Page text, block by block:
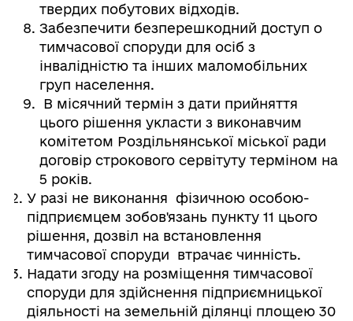
твердих побутових відходів.
Забезпечити безперешкодний доступ о
тимчасової споруди для осіб з
інвалідністю та інших маломобільних
груп населення.
В місячний термін з дати прийняття
цього рішення укласти з виконавчим
комітетом Роздільнянської міської ради
договір строкового сервітуту терміном на
5 років.
У разі не виконання фізичною особою-
підприємцем зобов'язань пункту 11 цього
рішення, дозвіл на встановлення
тимчасової споруди втрачає чинність.
Надати згоду на розміщення тимчасової
споруди для здійснення підприємницької
діяльності на земельній ділянці площею 30